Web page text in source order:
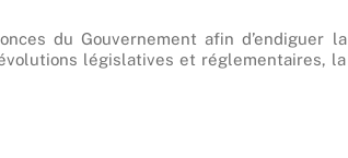
du Gouvernement afin d’endiguer la
législatives et réglementaires, la